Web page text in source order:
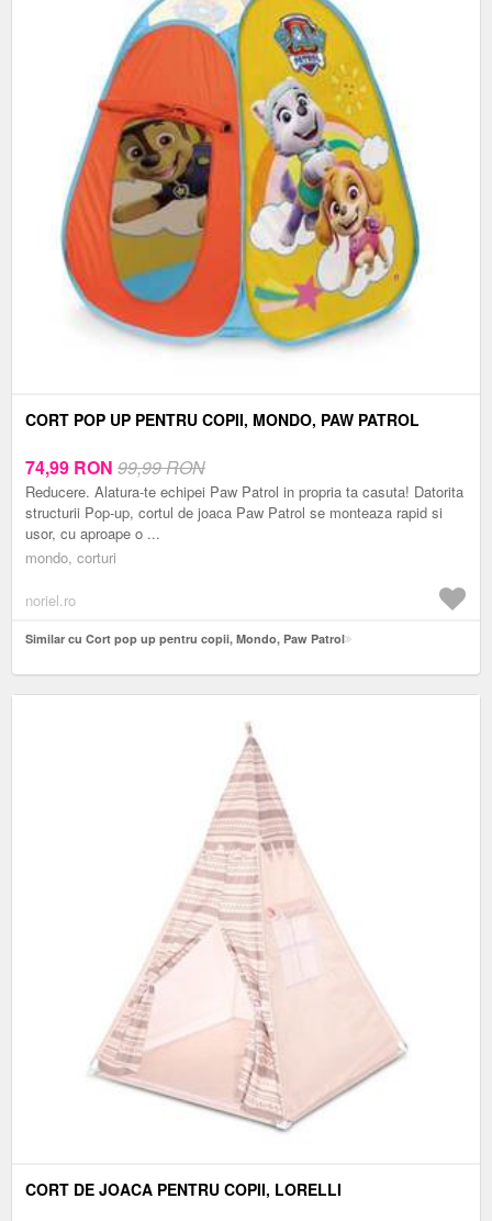
CORT POP UP PENTRU COPII, MONDO, PAW PATROL
74,99 RON 99,99 RON
Reducere. Alatura-te echipei Paw Patrol in propria ta casuta! Datorita
structurii Pop-up, cortul de joaca Paw Patrol se monteaza rapid si
usor, cu aproape o ...
mondo, corturi
noriel.ro
Similar cu Cort pop up pentru copii, Mondo, Paw Patrol
CORT DE JOACA PENTRU COPII, LORELLI